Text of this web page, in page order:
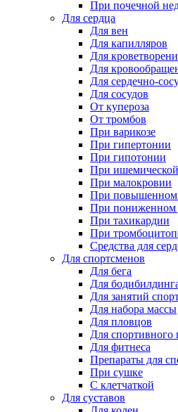
При почечной
Для сердца
Для вен
Для капилляров
Для
Для
Для сердечно-
Для сосудов
От купероза
От тромбов
При варикозе
При гипертонии
При гипотонии
При ишемической
При малокровии
При повышенном
При пониженном
При тахикардии
При
Средства для
Для спортсменов
Для бега
Для
Для занятий
Для набора массы
Для пловцов
Для спортивного
Для фитнеса
Препараты для
При сушке
С клетчаткой
Для суставов